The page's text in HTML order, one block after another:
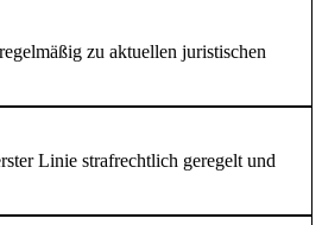
zu aktuellen juristischen
Linie strafrechtlich geregelt und